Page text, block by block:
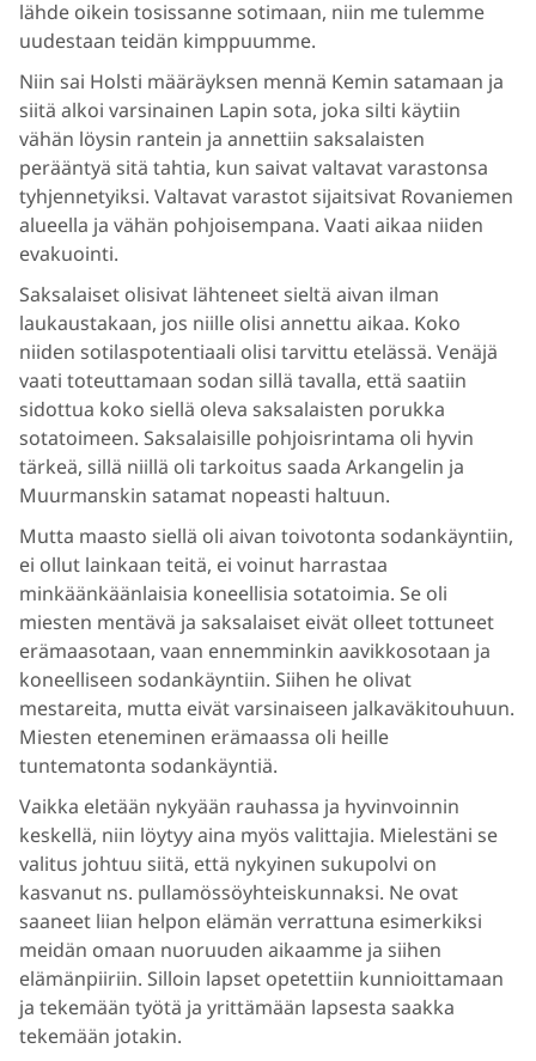
lähde oikein tosissanne sotimaan, niin me tulemme
uudestaan teidän kimppuumme.
Niin sai Holsti määräyksen mennä Kemin satamaan ja
siitä alkoi varsinainen Lapin sota, joka silti käytiin
vähän löysin rantein ja annettiin saksalaisten
perääntyä sitä tahtia, kun saivat valtavat varastonsa
tyhjennetyiksi. Valtavat varastot sijaitsivat Rovaniemen
alueella ja vähän pohjoisempana. Vaati aikaa niiden
evakuointi.
Saksalaiset olisivat lähteneet sieltä aivan ilman
laukaustakaan, jos niille olisi annettu aikaa. Koko
niiden sotilaspotentiaali olisi tarvittu etelässä. Venäjä
vaati toteuttamaan sodan sillä tavalla, että saatiin
sidottua koko siellä oleva saksalaisten porukka
sotatoimeen. Saksalaisille pohjoisrintama oli hyvin
tärkeä, sillä niillä oli tarkoitus saada Arkangelin ja
Muurmanskin satamat nopeasti haltuun.
Mutta maasto siellä oli aivan toivotonta sodankäyntiin,
ei ollut lainkaan teitä, ei voinut harrastaa
minkäänkäänlaisia koneellisia sotatoimia. Se oli
miesten mentävä ja saksalaiset eivät olleet tottuneet
erämaasotaan, vaan ennemminkin aavikkosotaan ja
koneelliseen sodankäyntiin. Siihen he olivat
mestareita, mutta eivät varsinaiseen jalkaväkitouhuun.
Miesten eteneminen erämaassa oli heille
tuntematonta sodankäyntiä.
Vaikka eletään nykyään rauhassa ja hyvinvoinnin
keskellä, niin löytyy aina myös valittajia. Mielestäni se
valitus johtuu siitä, että nykyinen sukupolvi on
kasvanut ns. pullamössöyhteiskunnaksi. Ne ovat
saaneet liian helpon elämän verrattuna esimerkiksi
meidän omaan nuoruuden aikaamme ja siihen
elämänpiiriin. Silloin lapset opetettiin kunnioittamaan
ja tekemään työtä ja yrittämään lapsesta saakka
tekemään jotakin.